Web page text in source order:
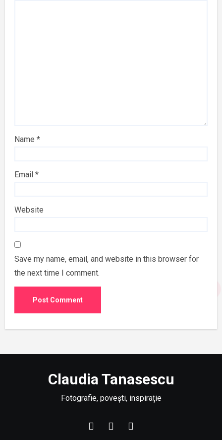
Name*
Email*
Website
Save my name, email, and website in this browser for
the next time I comment.
Claudia Tanasescu
Fotografie, povești, inspirație